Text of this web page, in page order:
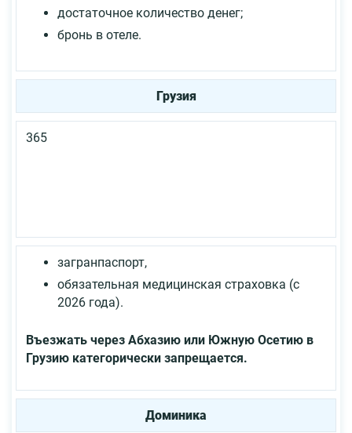
достаточное количество денег;
бронь в отеле.
Грузия
365
загранпаспорт,
обязательная медицинская страховка (с
2026 года).
Въезжать через Абхазию или Южную Осетию в
Грузию категорически запрещается.
Доминика